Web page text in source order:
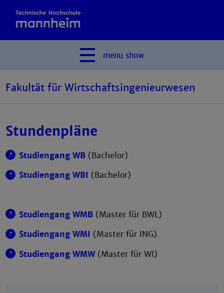
menu show
Fakultät für Wirtschaftsingenieurwesen
Stundenpläne
Studiengang WB (Bachelor)
Studiengang WBI (Bachelor)
Studiengang WMB (Master für BWL)
Studiengang WMI (Master für ING)
Studiengang WMW(Master für WI)